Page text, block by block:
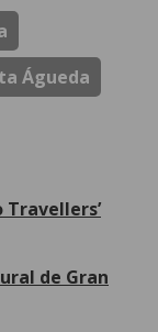
Águeda
de Gran